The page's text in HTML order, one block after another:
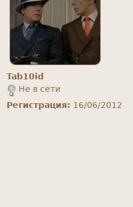
Tab10id
Не в сети
Регистрация: 16/06/2012